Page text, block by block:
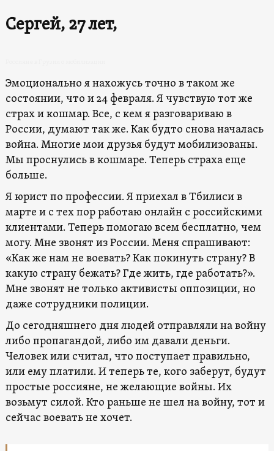
Сергей, 27 лет,
Эмоционально я нахожусь точно в таком же
состоянии, что и 24 февраля. Я чувствую тот же
страх и кошмар. Все, с кем я разговариваю в
России, думают так же. Как будто снова началась
война. Многие мои друзья будут мобилизованы.
Мы проснулись в кошмаре. Теперь страха еще
больше.
Я юрист по профессии. Я приехал в Тбилиси в
марте и с тех пор работаю онлайн с российскими
клиентами. Теперь помогаю всем бесплатно, чем
могу. Мне звонят из России. Меня спрашивают:
«Как же нам не воевать? Как покинуть страну? В
какую страну бежать? Где жить, где работать?».
Мне звонят не только активисты оппозиции, но
даже сотрудники полиции.
До сегодняшнего дня людей отправляли на войну
либо пропагандой, либо им давали деньги.
Человек или считал, что поступает правильно,
или ему платили. И теперь те, кого заберут, будут
простые россияне, не желающие войны. Их
возьмут силой. Кто раньше не шел на войну, тот и
сейчас воевать не хочет.